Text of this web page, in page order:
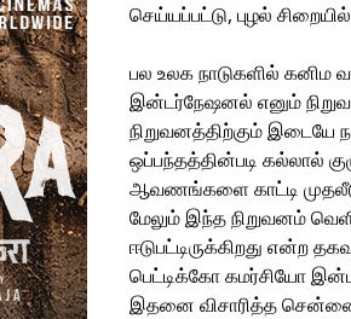
செய்யப்பட்டு, புழல்
பல உலக நாடுகளில் கனிம
இன்டர்நேஷனல் எனும்
நிறுவனத்திற்கும் இடையே
ஒப்பந்தத்தின்படி கல்லால்
ஆவணங்களை காட்டி
மேலும் இந்த நிறுவனம்
ஈடுபட்டிருக்கிறது என்ற
பெட்டிக்கோ கமர்சியோ
இதனை விசாரித்த சென்னை